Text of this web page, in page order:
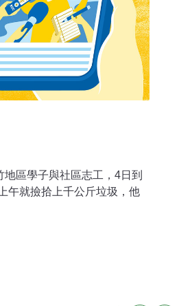
地區學子與社區志工，4日到
午就撿拾上千公斤垃圾，他